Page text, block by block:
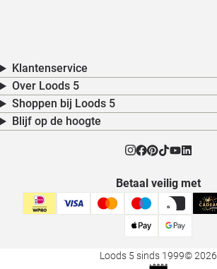
Klantenservice
Over Loods 5
Shoppen bij Loods 5
Blijf op de hoogte
Betaal veilig met
Loods 5 sinds 1999© 2026